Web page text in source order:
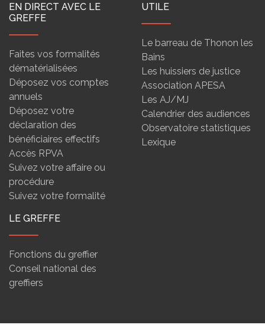
EN DIRECT AVEC LE
GREFFE
Faites vos formalités
dématérialisées
Déposez vos comptes
annuels
Déposez votre
déclaration des
bénéficiaires effectifs
Accès RPVA
Suivez votre affaire ou
procédure
Suivez votre formalité
UTILE
Le barreau de Thonon les
Bains
Les huissiers de justice
Association APESA
Les AJ/MJ
Calendrier des audiences
Observatoire statistiques
Lexique
LE GREFFE
Fonctions du greffier
Conseil national des
greffiers